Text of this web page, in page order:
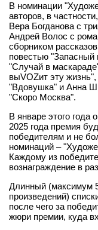
В номинации
авторов, в
Вера Богданова с
Андрей Волос с
сборником
повестью "Запасный
"Случай в
выVOZит эту
"Вдовушка" и Анна
"Скоро Москва".
В январе этого года
2025 года премия
победителям и не
номинаций –
Каждому из
вознаграждение в
Длинный (максимум
произведений)
после чего за
жюри премии, куда